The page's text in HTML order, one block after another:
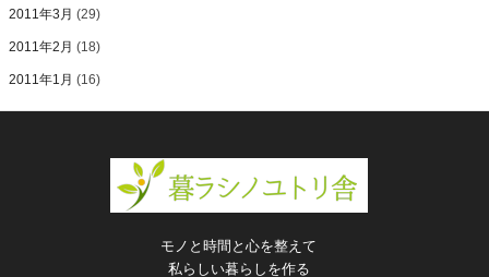
2011年3月 (29)
2011年2月 (18)
2011年1月 (16)
モノと時間と心を整えて
私らしい暮らしを作る